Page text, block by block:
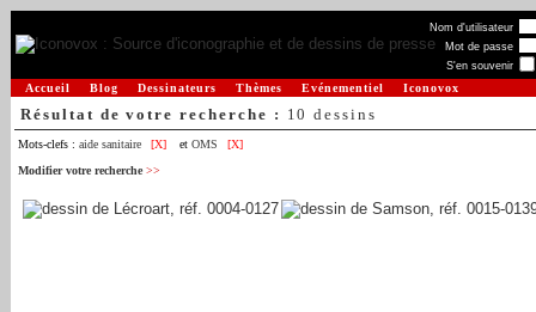
Nom d'utilisateur
Mot de passe
S'en souvenir
Accueil Blog Dessinateurs Thèmes Evénementiel Iconovox
Résultat de votre recherche : 10 dessins
Mots-clefs : aide sanitaire [X] et OMS
[X]
Modifier votre recherche >>